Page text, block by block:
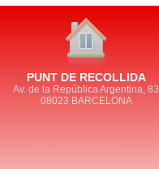
PUNT DE RECOLLIDA
Av. de la República Argentina, 83
08023 BARCELONA